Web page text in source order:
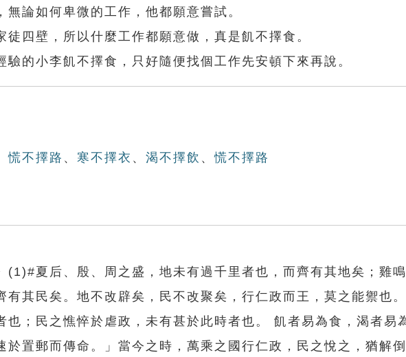
無論如何卑微的工作，他都願意嘗試。
徒四壁，所以什麼工作都願意做，真是飢不擇食。
驗的小李飢不擇食，只好隨便找個工作先安頓下來再說。
慌不擇路 、 寒不擇衣 、 渴不擇飲 、慌不擇路
(1)#夏后、殷、周之盛，地未有過千里者也，而齊有其地矣；雞
有其民矣。地不改辟矣，民不改聚矣，行仁政而王，莫之能禦也
也；民之憔悴於虐政，未有甚於此時者也。 飢者易為食，渴者易
於置郵而傳命。」當今之時，萬乘之國行仁政，民之悅之，猶解